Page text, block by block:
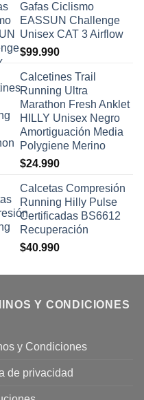
Gafas Ciclismo
EASSUN Challenge
Unisex CAT 3 Airflow
$99.990
Calcetines Trail
Running Ultra
Marathon Fresh Anklet
HILLY Unisex Negro
Amortiguación Media
Polygiene Merino
$24.990
Calcetas Compresión
Running Hilly Pulse
Certificadas BS6612
Recuperación
$40.990
Y CONDICIONES
y Condiciones
de privacidad